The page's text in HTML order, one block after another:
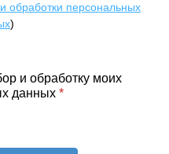
обработки персональных
)
и обработку моих
данных *